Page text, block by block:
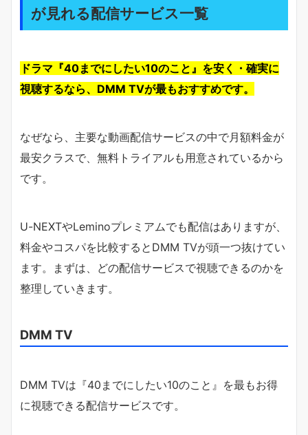
が見れる配信サービス一覧
ドラマ『40までにしたい10のこと』を安く・確実に
視聴するなら、DMM TVが最もおすすめです。
なぜなら、主要な動画配信サービスの中で月額料金が
最安クラスで、無料トライアルも用意されているから
です。
U-NEXTやLeminoプレミアムでも配信はありますが、
料金やコスパを比較するとDMM TVが頭一つ抜けてい
ます。まずは、どの配信サービスで視聴できるのかを
整理していきます。
DMM TV
DMM TVは『40までにしたい10のこと』を最もお得
に視聴できる配信サービスです。